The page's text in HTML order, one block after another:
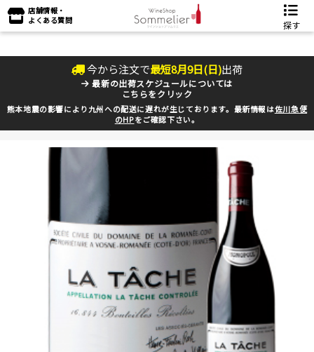
店舗情報・
よくある質問
探す
今から注文で最短8月9日(日)出荷
最新の出荷スケジュールについては
こちらをクリック
熊本地震の影響により九州への配送に遅れが生じております。最新情報は佐川急便
のHPをご確認下さい。